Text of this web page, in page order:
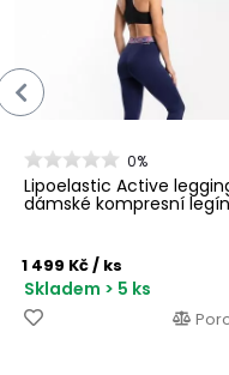
0%
Lipoelastic Active
dámské kompresní
1 499 Kč/ ks
Skladem > 5 ks